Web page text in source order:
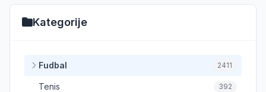
Kategorije
Fudbal 2411
Tenis 392